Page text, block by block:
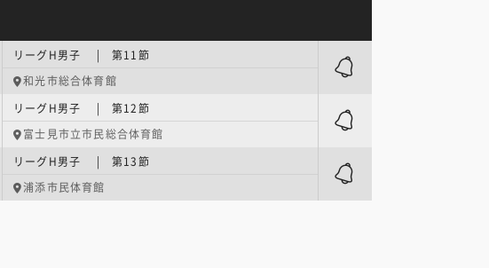
リーグH男子 | 第11節
和光市総合体育館
リーグH男子 | 第12節
富士見市立市民総合体育館
リーグH男子 | 第13節
浦添市民体育館